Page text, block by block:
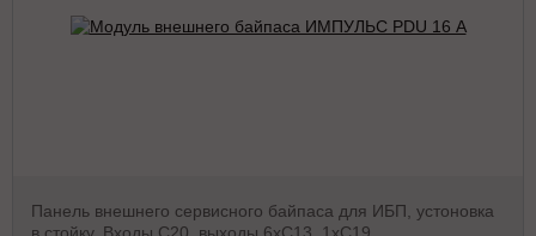
Панель внешнего сервисного байпаса для ИБП, устоновка